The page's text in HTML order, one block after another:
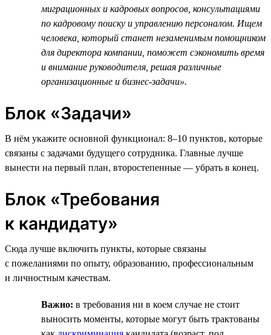
миграционных и кадровых вопросов, консультациями
по кадровому поиску и управлению персоналом. Ищем
человека, который станет незаменимым помощником
для директора компании, поможет сэкономить время
и внимание руководителя, решая различные
организационные и бизнес-задачи».
Блок «Задачи»
В нём укажите основной функционал: 8–10 пунктов, которые
связаны с задачами будущего сотрудника. Главные лучше
вынести на первый план, второстепенные — убрать в конец.
Блок «Требования
к кандидату»
Сюда лучше включить пункты, которые связаны
с пожеланиями по опыту, образованию, профессиональным
и личностным качествам.
Важно: в требования ни в коем случае не стоит
выносить моменты, которые могут быть трактованы